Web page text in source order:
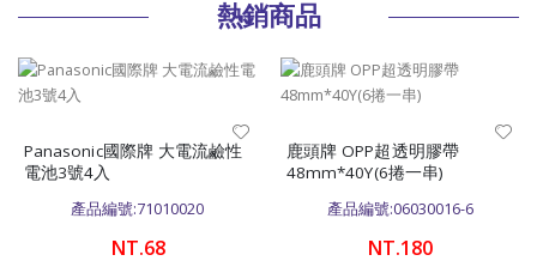
熱銷商品
Panasonic國際牌 大電流鹼性
電池3號4入
產品編號:71010020
NT.68
鹿頭牌 OPP超透明膠帶
48mm*40Y(6捲一串)
產品編號:06030016-6
NT.180